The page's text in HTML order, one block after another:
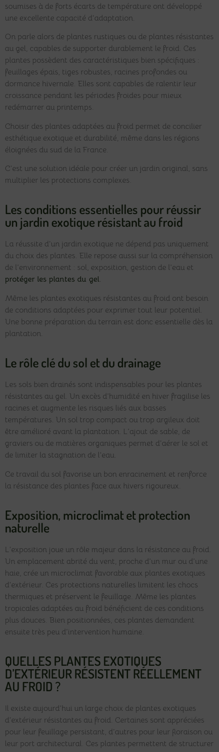
soumises à de forts écarts de température ont développé
une excellente capacité d’adaptation.
On parle alors de plantes rustiques ou de plantes résistantes
au gel, capables de supporter durablement le froid. Ces
plantes possèdent des caractéristiques bien spécifiques :
feuillages épais, tiges robustes, racines profondes ou
dormance hivernale. Elles sont capables de ralentir leur
croissance pendant les périodes froides pour mieux
redémarrer au printemps.
Choisir des plantes adaptées au froid permet de concilier
esthétique exotique et durabilité, même dans les régions
éloignées du sud de la France.
C’est une solution idéale pour créer un jardin original, sans
multiplier les protections complexes.
Les conditions essentielles pour réussir
un jardin exotique résistant au froid
La réussite d’un jardin exotique ne dépend pas uniquement
du choix des plantes. Elle repose aussi sur la compréhension
de l’environnement : sol, exposition, gestion de l’eau et
protéger les plantes du gel.
Même les plantes exotiques résistantes au froid ont besoin
de conditions adaptées pour exprimer tout leur potentiel.
Une bonne préparation du terrain est donc essentielle dès la
plantation.
Le rôle clé du sol et du drainage
Les sols bien drainés sont indispensables pour les plantes
résistantes au gel. Un excès d’humidité en hiver fragilise les
racines et augmente les risques liés aux basses
températures. Un sol trop compact ou trop argileux doit
être amélioré avant la plantation. L’ajout de sable, de
graviers ou de matières organiques permet d’aérer le sol et
de limiter la stagnation de l’eau.
Ce travail du sol favorise un bon enracinement et renforce
la résistance des plantes face aux hivers rigoureux.
Exposition, microclimat et protection
naturelle
L’exposition joue un rôle majeur dans la résistance au froid.
Un emplacement abrité du vent, proche d’un mur ou d’une
haie, crée un microclimat favorable aux plantes exotiques
d’extérieur. Ces protections naturelles limitent les chocs
thermiques et préservent le feuillage. Même les plantes
tropicales adaptées au froid bénéficient de ces conditions
plus douces. Bien positionnées, ces plantes demandent
ensuite très peu d’intervention humaine.
QUELLES PLANTES EXOTIQUES
D’EXTÉRIEUR RÉSISTENT RÉELLEMENT
AU FROID ?
Il existe aujourd’hui un large choix de plantes exotiques
d’extérieur résistantes au froid. Certaines sont appréciées
pour leur feuillage persistant, d’autres pour leur floraison ou
leur port architectural. Ces plantes permettent de structurer